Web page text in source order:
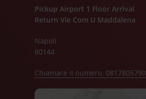
Pickup Airport 1 Floor Arrival
Return Vle Com U Maddalena
Napoli
80144
Chiamare il numero: 0817805790